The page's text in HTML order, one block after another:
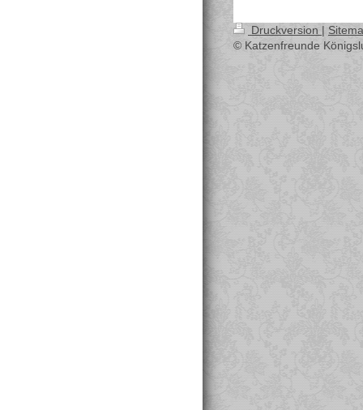
Druckversion |
© Katzenfreunde